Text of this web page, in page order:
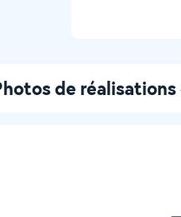
de